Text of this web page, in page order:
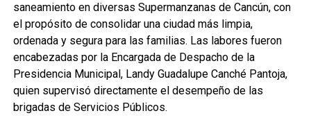
saneamiento en diversas Supermanzanas de Cancún, con
el propósito de consolidar una ciudad más limpia,
ordenada y segura para las familias. Las labores fueron
encabezadas por la Encargada de Despacho de la
Presidencia Municipal, Landy Guadalupe Canché Pantoja,
quien supervisó directamente el desempeño de las
brigadas de Servicios Públicos.